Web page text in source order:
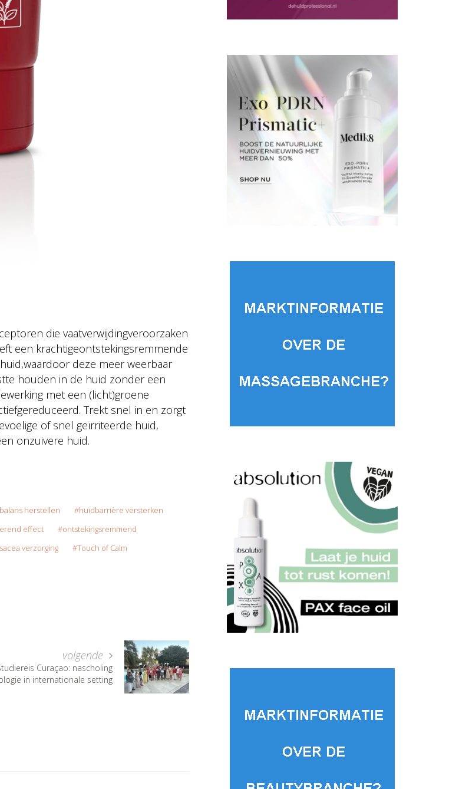
die vaatverwijdingveroorzaken
een krachtigeontstekingsremmende
deze meer weerbaar
houden in de huid zonder een
met een (licht)groene
Trekt snel in en zorgt
of snel geïrriteerde huid,
onzuivere huid.
herstellen
huidbarrière versterken
effect
ontstekingsremmend
verzorging Touch of Calm
volgende
Curaçao: nascholing
in internationale setting